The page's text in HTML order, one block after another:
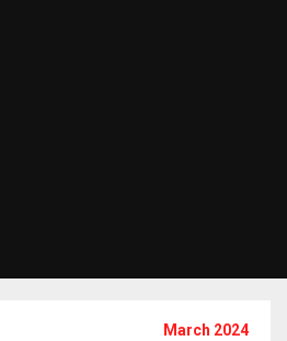
March 2024